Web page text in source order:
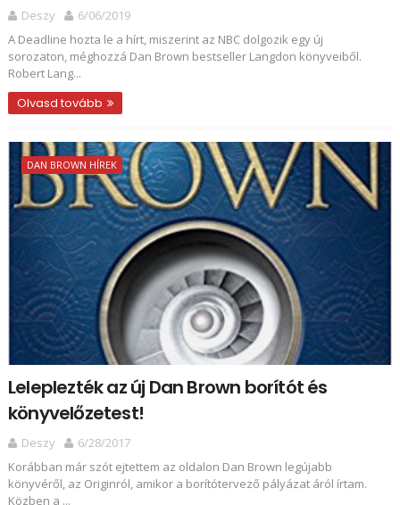
Deszy
6/06/2019
A Deadline hozta le a hírt, miszerint az NBC dolgozik egy új
sorozaton, méghozzá Dan Brown bestseller Langdon könyveiből.
Robert Lang...
Olvasd tovább
DAN BROWN HÍREK
Leleplezték az új Dan Brown borítót és
könyvelőzetest!
Deszy
6/28/2017
Korábban már szót ejtettem az oldalon Dan Brown legújabb
könyvéről, az Originról, amikor a borítótervező pályázat áról írtam.
Közben a ...